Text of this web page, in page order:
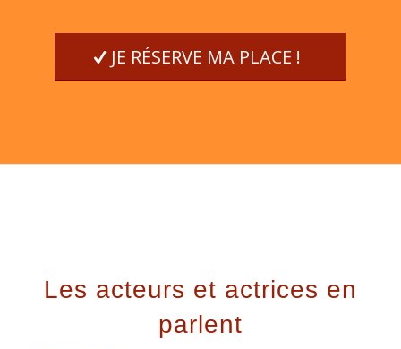
JE RÉSERVE MA PLACE !
Les acteurs et actrices en
parlent